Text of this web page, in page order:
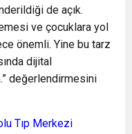
de açık.
ve çocuklara yol
önemli. Yine bu tarz
dijital
değerlendirmesini
Tıp Merkezi